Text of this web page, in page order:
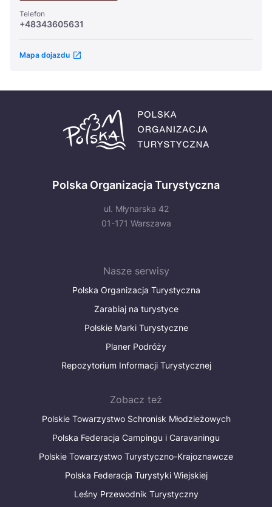
Telefon
+48343605631
Mapa dojazdu
Polska Organizacja Turystyczna
ul. Młynarska 42
01-171 Warszawa
Nasze serwisy
Polska Organizacja Turystyczna
Zarabiaj na turystyce
Polskie Marki Turystyczne
Planer Podróży
Repozytorium Informacji Turystycznej
Zobacz też
Polskie Towarzystwo Schronisk Młodzieżowych
Polska Federacja Campingu i Caravaningu
Polskie Towarzystwo Turystyczno-Krajoznawcze
Polska Federacja Turystyki Wiejskiej
Leśny Przewodnik Turystyczny